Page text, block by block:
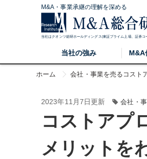
M&A・事業承継の理解を深める
当社はクオンツ総研ホールディングス(東証プライム上場、証券コ
当社の強み M&A
ホーム 会社・事業を売る コスト
2023年11月7日更新 会社・
コストアプ
メリットを